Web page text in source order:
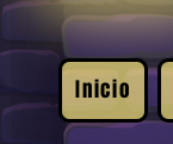
Inicio